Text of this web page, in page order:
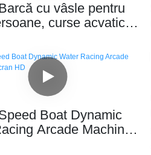
cu vâsle pentru
curse acvatice
jet ski, joc cu
​​Boat Dynamic
Arcade Machine